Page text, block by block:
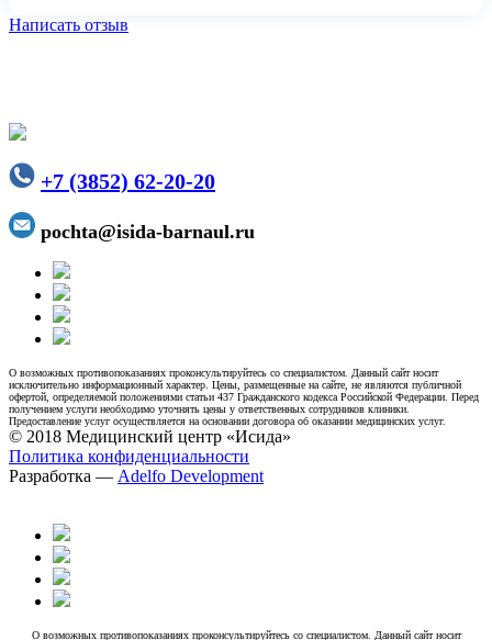
Написать отзыв
+7 (3852) 62-20-20
pochta@isida-barnaul.ru
О возможных противопоказаниях проконсультируйтесь со специалистом. Данный сайт носит
исключительно информационный характер. Цены, размещенные на сайте, не являются публичной
офертой, определяемой положениями статьи 437 Гражданского кодекса Российской Федерации. Перед
получением услуги необходимо уточнять цены у ответственных сотрудников клиники.
Предоставление услуг осуществляется на основании договора об оказании медицинских услуг.
© 2018 Медицинский центр «Исида»
Политика конфиденциальности
Разработка — Adelfo Development
О возможных противопоказаниях проконсультируйтесь со специалистом. Данный сайт носит